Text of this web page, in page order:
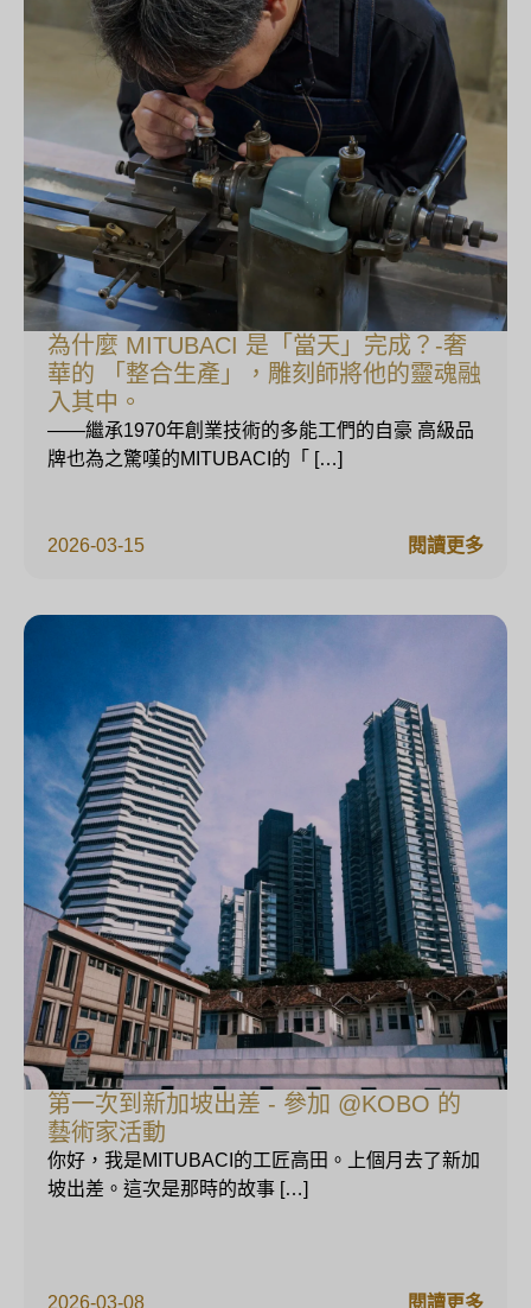
為什麼 MITUBACI 是「當天」完成？-奢
華的 「整合生產」，雕刻師將他的靈魂融
入其中。
2026-03-15
——繼承1970年創業技術的多能工們的自豪 高級品
牌也為之驚嘆的MITUBACI的「 […]
閱讀更多
第一次到新加坡出差 - 參加 @KOBO 的
藝術家活動
2026-03-08
你好，我是MITUBACI的工匠高田。上個月去了新加
坡出差。這次是那時的故事 […]
閱讀更多